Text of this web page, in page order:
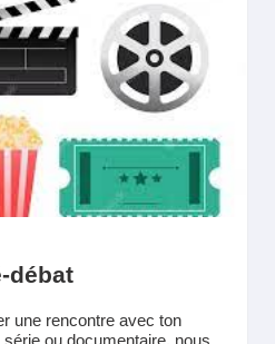
débat
une rencontre avec ton
série ou documentaire, nous